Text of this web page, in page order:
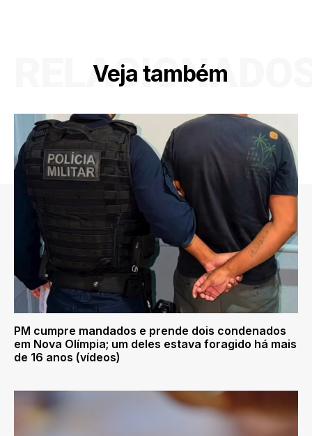
Veja também
PM cumpre mandados e prende dois condenados
em Nova Olímpia; um deles estava foragido há mais
de 16 anos (vídeos)